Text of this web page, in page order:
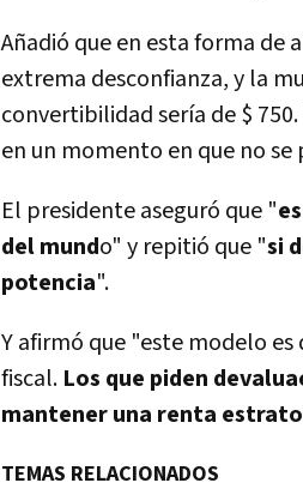
Añadió que en esta forma de
extrema desconfianza, y la
convertibilidad sería de $
en un momento en que no se
El presidente aseguró que "
del mundo" y repitió que "si
potencia".
Y afirmó que "este modelo
fiscal. Los que piden
mantener una renta
TEMAS RELACIONADOS